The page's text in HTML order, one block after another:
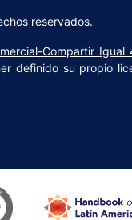
reservados.
Compartir Igual
definido su propio